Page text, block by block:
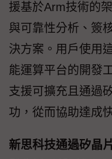
援基於Arm技術的
與可靠性分析、簽
決方案。用戶使用
能運算平台的開發
支援可擴充且通過
功，從而協助達成
新思科技通過矽晶